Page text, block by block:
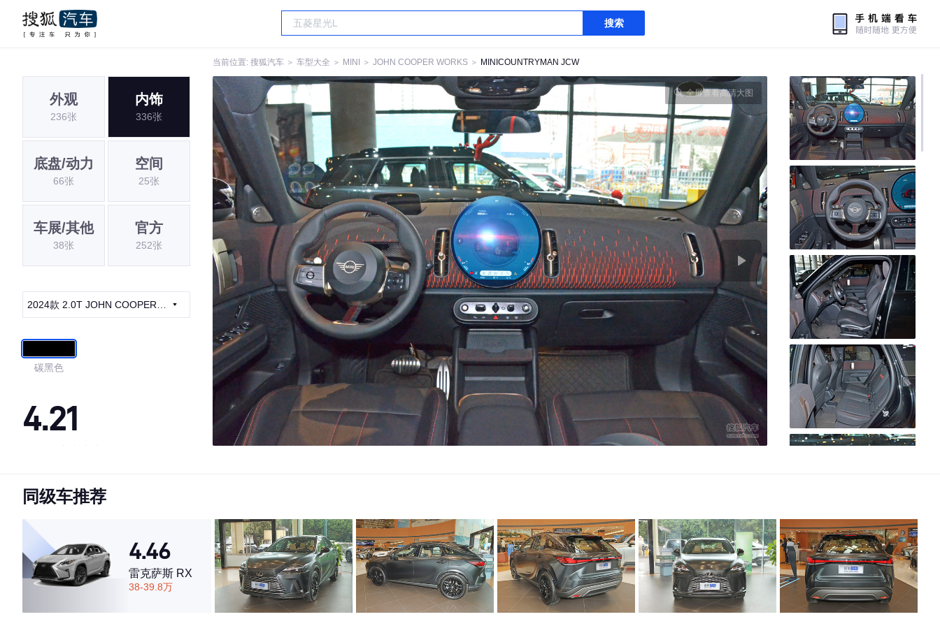
搜索
当前位置: 搜狐汽车 ＞ 车型大全 ＞ MINI ＞ JOHN COOPER WORKS ＞ MINICOUNTRYMAN JCW
外观
236张
内饰
336张
底盘/动力
66张
空间
25张
车展/其他
38张
官方
252张
2024款 2.0T JOHN COOPER
碳黑色
4.21
·内饰表现较为优秀，优于65%同级车
·空间表现一般，低于93%同级车
全屏查看高清大图
同级车推荐
4.46
雷克萨斯 RX
38-39.8万